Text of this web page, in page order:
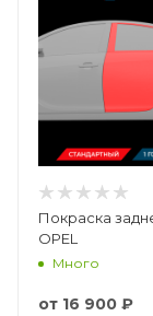
Покраска
OPEL
Много
от 16 900 ₽